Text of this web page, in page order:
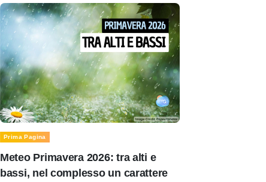
Prima Pagina
Meteo Primavera 2026: tra alti e
bassi, nel complesso un carattere